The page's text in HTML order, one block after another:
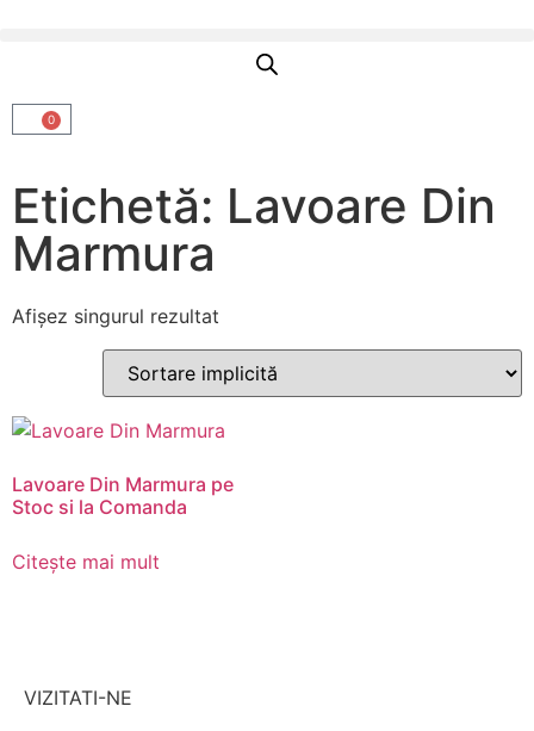
0
Etichetă: Lavoare Din
Marmura
Afișez singurul rezultat
Lavoare Din Marmura pe
Stoc si la Comanda
Citește mai mult
VIZITATI-NE